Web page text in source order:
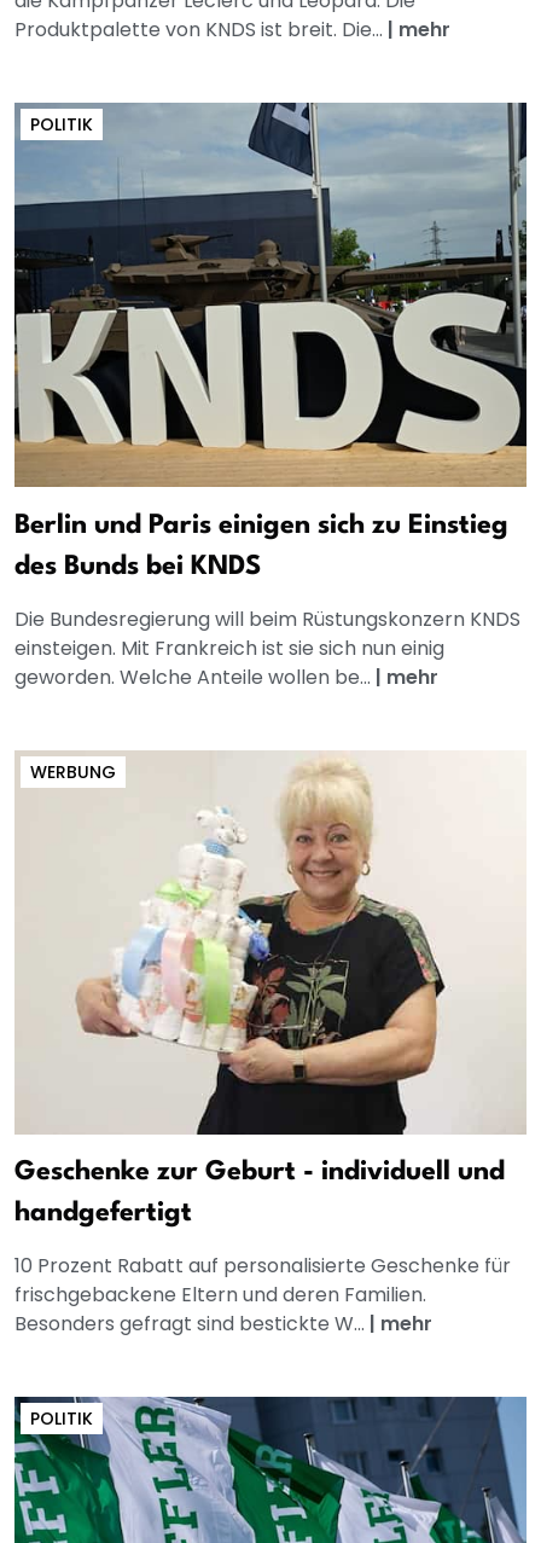
Produktpalette von KNDS ist breit. Die... | mehr
POLITIK
Berlin und Paris einigen sich zu Einstieg
des Bunds bei KNDS
Die Bundesregierung will beim Rüstungskonzern KNDS
einsteigen. Mit Frankreich ist sie sich nun einig
geworden. Welche Anteile wollen be... | mehr
WERBUNG
Geschenke zur Geburt - individuell und
handgefertigt
10 Prozent Rabatt auf personalisierte Geschenke für
frischgebackene Eltern und deren Familien.
Besonders gefragt sind bestickte W... | mehr
POLITIK